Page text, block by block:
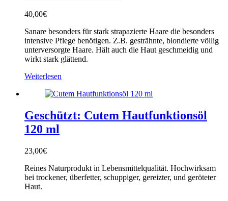
40,00€
Sanare besonders für stark strapazierte Haare die besonders
intensive Pflege benötigen. Z.B. gesträhnte, blondierte völlig
unterversorgte Haare. Hält auch die Haut geschmeidig und
wirkt stark glättend.
Weiterlesen
Geschützt: Cutem Hautfunktionsöl
120 ml
23,00€
Reines Naturprodukt in Lebensmittelqualität. Hochwirksam
bei trockener, überfetter, schuppiger, gereizter, und geröteter
Haut.